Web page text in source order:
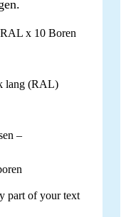
x 10 Boren
lang (RAL)
–
part of your text